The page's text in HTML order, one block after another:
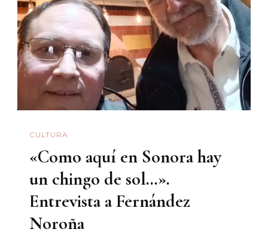
CULTURA
«Como aquí en Sonora hay
un chingo de sol…».
Entrevista a Fernández
Noroña